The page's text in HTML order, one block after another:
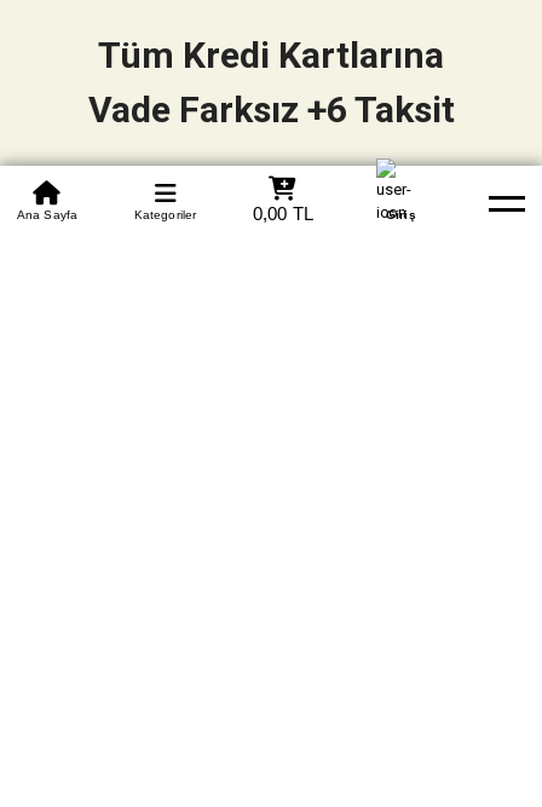
0850 305 09 70
Beden Tablosu Banka Hesapları Whatsapp Yardım
Ana Sayfa Kategoriler 0,00 TL Giriş
Tüm Kredi Kartlarına
Vade Farksız +6 Taksit